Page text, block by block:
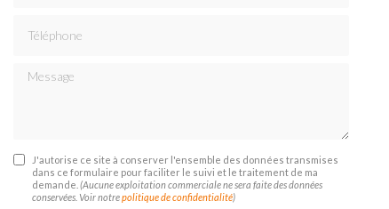
Message
J'autorise ce site à conserver l'ensemble des données transmises
dans ce formulaire pour faciliter le suivi et le traitement de ma
demande. (Aucune exploitation commerciale ne sera faite des données
conservées. Voir notrepolitique de confidentialité)